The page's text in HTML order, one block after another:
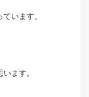
います。
ます。